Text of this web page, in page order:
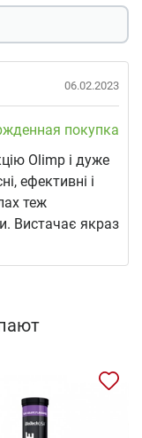
06.02.2023
покупка
Olimp і дуже
ефективні і
теж
Вистачає якраз